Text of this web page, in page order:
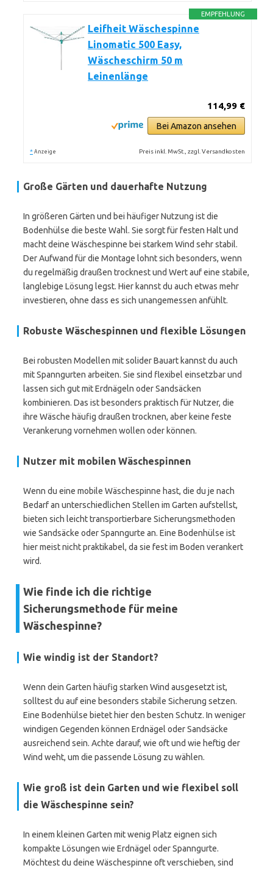
EMPFEHLUNG
Leifheit Wäschespinne
Linomatic 500 Easy,
Wäscheschirm 50 m
Leinenlänge
114,99 €
Bei Amazon ansehen
* Anzeige Preis inkl. MwSt., zzgl. Versandkosten
Große Gärten und dauerhafte Nutzung
In größeren Gärten und bei häufiger Nutzung ist die
Bodenhülse die beste Wahl. Sie sorgt für festen Halt und
macht deine Wäschespinne bei starkem Wind sehr stabil.
Der Aufwand für die Montage lohnt sich besonders, wenn
du regelmäßig draußen trocknest und Wert auf eine stabile,
langlebige Lösung legst. Hier kannst du auch etwas mehr
investieren, ohne dass es sich unangemessen anfühlt.
Robuste Wäschespinnen und flexible Lösungen
Bei robusten Modellen mit solider Bauart kannst du auch
mit Spanngurten arbeiten. Sie sind flexibel einsetzbar und
lassen sich gut mit Erdnägeln oder Sandsäcken
kombinieren. Das ist besonders praktisch für Nutzer, die
ihre Wäsche häufig draußen trocknen, aber keine feste
Verankerung vornehmen wollen oder können.
Nutzer mit mobilen Wäschespinnen
Wenn du eine mobile Wäschespinne hast, die du je nach
Bedarf an unterschiedlichen Stellen im Garten aufstellst,
bieten sich leicht transportierbare Sicherungsmethoden
wie Sandsäcke oder Spanngurte an. Eine Bodenhülse ist
hier meist nicht praktikabel, da sie fest im Boden verankert
wird.
Wie finde ich die richtige
Sicherungsmethode für meine
Wäschespinne?
Wie windig ist der Standort?
Wenn dein Garten häufig starken Wind ausgesetzt ist,
solltest du auf eine besonders stabile Sicherung setzen.
Eine Bodenhülse bietet hier den besten Schutz. In weniger
windigen Gegenden können Erdnägel oder Sandsäcke
ausreichend sein. Achte darauf, wie oft und wie heftig der
Wind weht, um die passende Lösung zu wählen.
Wie groß ist dein Garten und wie flexibel soll
die Wäschespinne sein?
In einem kleinen Garten mit wenig Platz eignen sich
kompakte Lösungen wie Erdnägel oder Spanngurte.
Möchtest du deine Wäschespinne oft verschieben, sind